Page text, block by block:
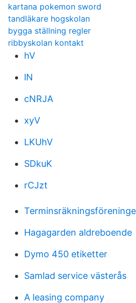
kartana pokemon sword
tandläkare hogskolan
bygga ställning regler
ribbyskolan kontakt
hV
lN
cNRJA
xyV
LKUhV
SDkuK
rCJzt
Hagagarden aldreboende
Dymo 450 etiketter
Samlad service västerås
A leasing company